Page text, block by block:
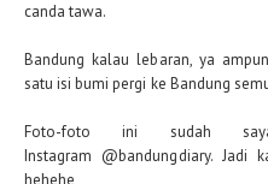
canda tawa.
Bandung kalau lebaran, ya
satu isi bumi pergi ke Bandung
Foto-foto ini sudah
Instagram @bandungdiary.